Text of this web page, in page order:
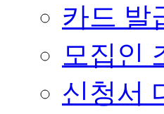
카드 발
모집인
신청서